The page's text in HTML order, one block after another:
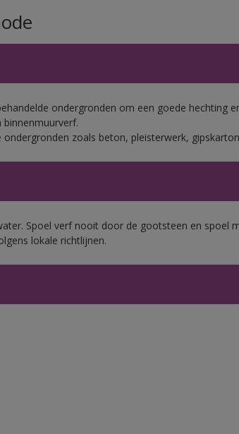
ondergronden om een goede hechting
zoals beton, pleisterwerk,
Spoel verf nooit door de gootsteen en spoel
lokale richtlijnen.